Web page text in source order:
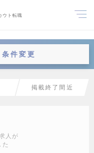
ウト転職
条件変更
掲載終了間近
人が
た